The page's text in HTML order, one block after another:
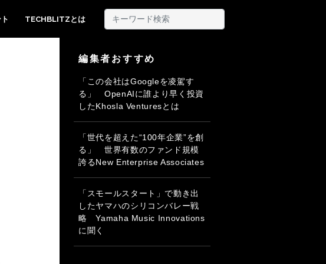
TECHBLITZとは
編集者おすすめ
「この会社はGoogleを凌駕す
る」 OpenAIに誰より早く投資
したKhosla Venturesとは
「世代を超えた“100年企業”を創
る」 世界有数のファンド規模
誇るNew Enterprise Associates
「スモールスタート」で動き出
したヤマハのシリコンバレー戦
略 Yamaha Music Innovations
に聞く